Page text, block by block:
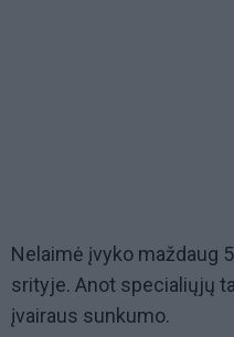
Nelaimė įvyko maždaug
srityje. Anot specialiųjų
įvairaus sunkumo.